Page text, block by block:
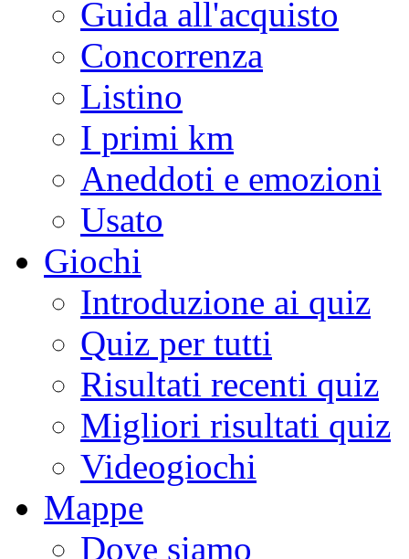
Guida all'acquisto
Concorrenza
Listino
I primi km
Aneddoti e emozioni
Usato
Giochi
Introduzione ai quiz
Quiz per tutti
Risultati recenti quiz
Migliori risultati quiz
Videogiochi
Mappe
Dove siamo